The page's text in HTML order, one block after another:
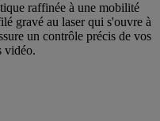
raffinée à une mobilité
gravé au laser qui s'ouvre à
un contrôle précis de vos
vidéo.